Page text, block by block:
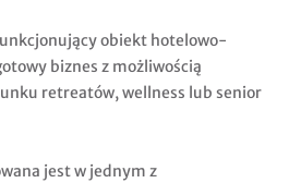
obiekt hotelowo-
biznes z możliwością
retreatów, wellness lub senior
jest w jednym z